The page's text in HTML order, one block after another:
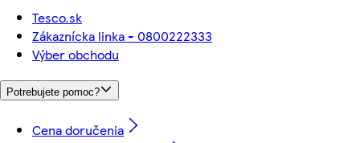
Tesco.sk
Zákaznícka linka - 0800222333
Výber obchodu
Potrebujete pomoc?
Cena doručenia